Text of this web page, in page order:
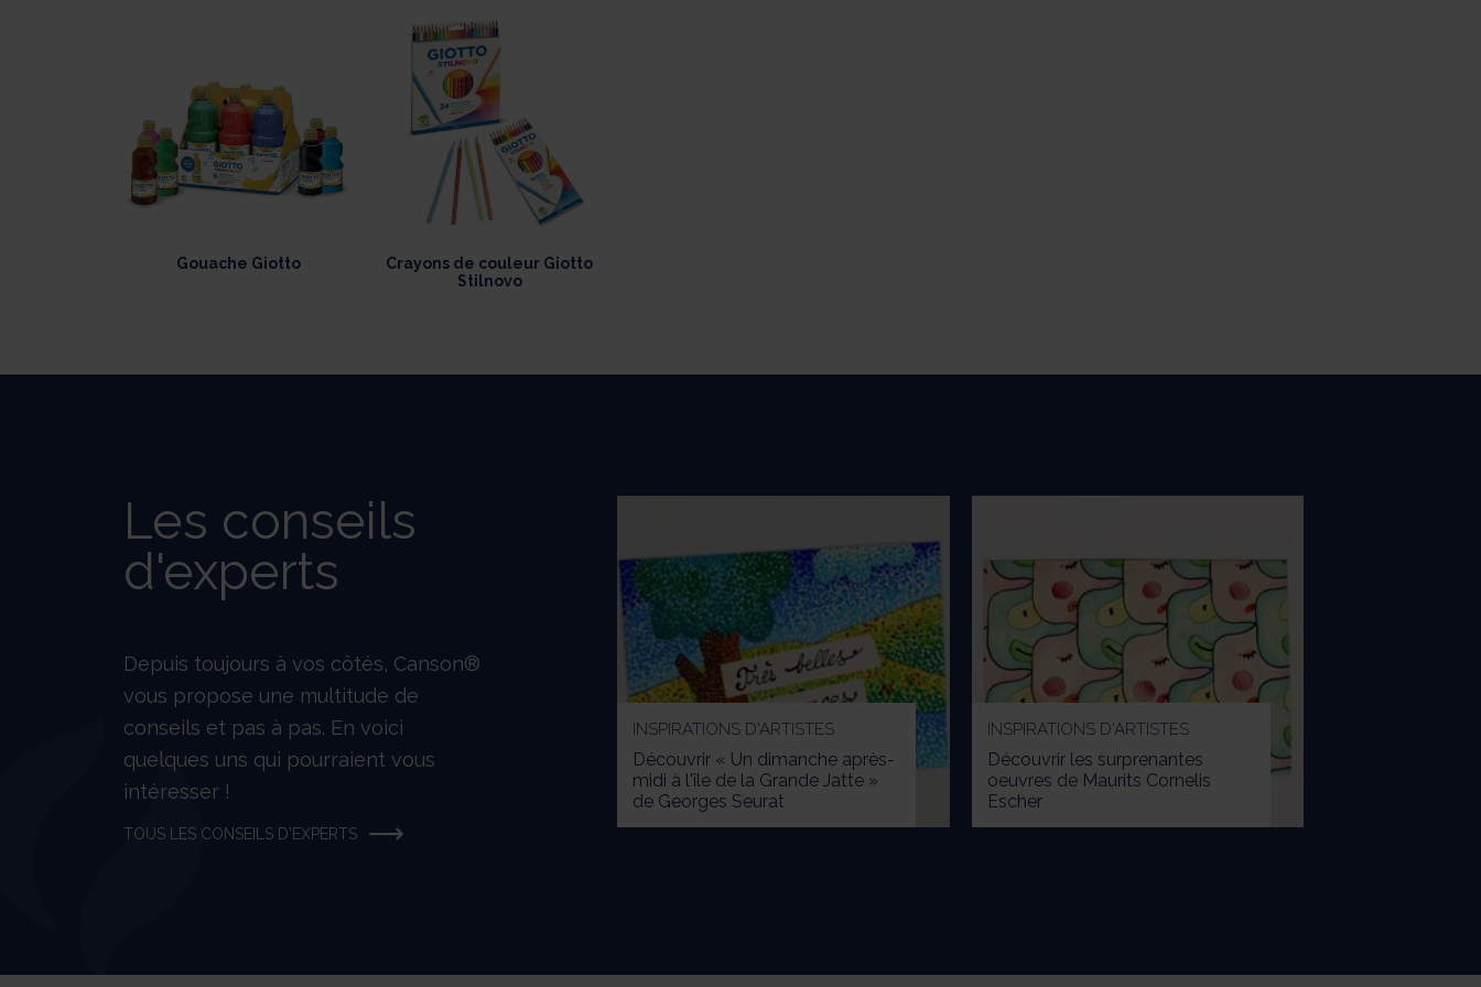
Gouache Giotto
Crayons de couleur Giotto
Stilnovo
Les conseils
d'experts
Depuis toujours à vos côtés, Canson®
vous propose une multitude de
conseils et pas à pas. En voici
quelques uns qui pourraient vous
intéresser !
TOUS LES CONSEILS D'EXPERTS
INSPIRATIONS D'ARTISTES
Découvrir « Un dimanche après-
midi à l'île de la Grande Jatte »
de Georges Seurat
INSPIRATIONS D'ARTISTES
Découvrir les surprenantes
oeuvres de Maurits Cornelis
Escher